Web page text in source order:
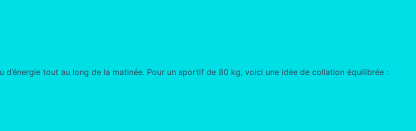
tout au long de la matinée. Pour un sportif de 80 kg, voici une idée de collation équilibrée :